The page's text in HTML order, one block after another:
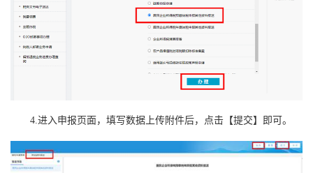
4.进入申报页面，填写数据上传附件后，点击【提交】即可。